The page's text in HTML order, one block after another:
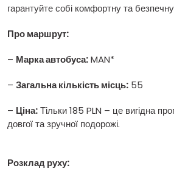
гарантуйте собі комфортну та
Про маршрут:
– Марка автобуса:MAN*
– Загальна кількість місць: 55
– Ціна:Тільки 185 PLN – це вигідна
довгої та зручної подорожі.
Розклад руху: